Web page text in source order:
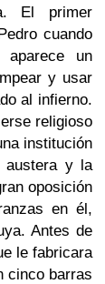
El primer
cuando
un
y usar
al infierno.
religioso
institución
austera y la
oposición
en él,
Antes de
le fabricara
cinco barras